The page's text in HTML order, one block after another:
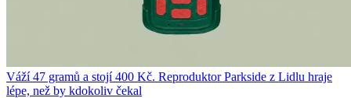
Váží 47 gramů a stojí 400 Kč. Reproduktor Parkside z Lidlu hraje
lépe, než by kdokoliv čekal